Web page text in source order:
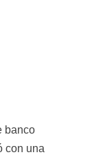
banco
con una